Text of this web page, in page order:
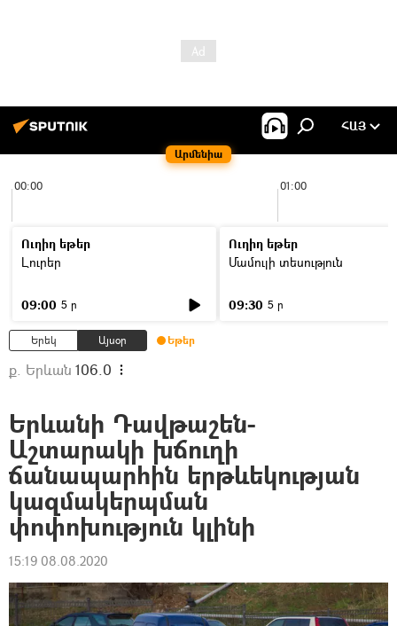
Արմենիա
ՀԱՅ
00:00 01:00
Ուղիղ եթեր
Լուրեր
09:00 5 ր
Ուղիղ եթեր
Մամուլի տեսություն
09:30 5 ր
Երեկ Այսօր Եթեր
ք. Երևան 106.0
Երևանի Դավթաշեն-
Աշտարակի խճուղի
ճանապարհին երթևեկության
կազմակերպման
փոփոխություն կլինի
15:19 08.08.2020